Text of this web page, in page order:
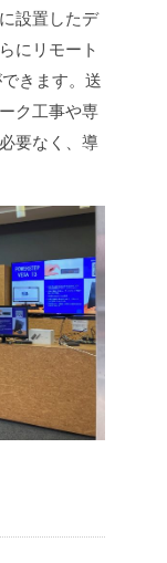
設置したデ
にリモート
きます。 送
ク工事や専
要なく、導